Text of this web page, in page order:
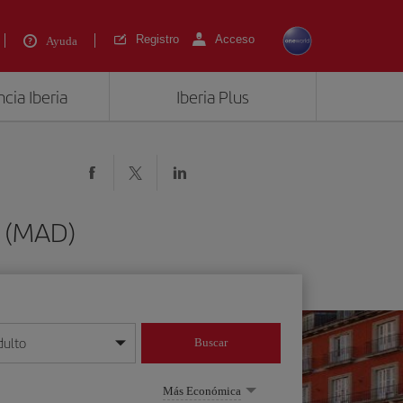
Ayuda Registro Acceso
Iberia Iberia Plus
mes/año
Buscar
Más Económica